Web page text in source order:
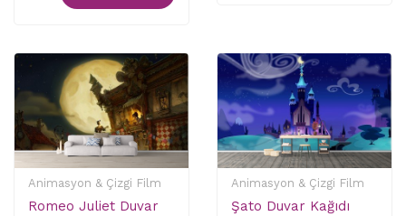
Animasyon & Çizgi Film
Romeo Juliet Duvar
Animasyon & Çizgi Film
Şato Duvar Kağıdı